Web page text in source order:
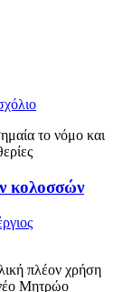
το νόμο και
κολοσσών
πλέον χρήση
Μητρώο